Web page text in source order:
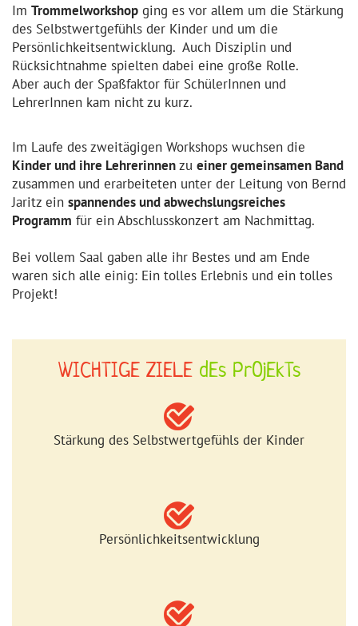
Im Trommelworkshop ging es vor allem um die Stärkung
des Selbstwertgefühls der Kinder und um die
Persönlichkeitsentwicklung. Auch Disziplin und
Rücksichtnahme spielten dabei eine große Rolle.
Aber auch der Spaßfaktor für SchülerInnen und
LehrerInnen kam nicht zu kurz.
Im Laufe des zweitägigen Workshops wuchsen die
Kinder und ihre Lehrerinnenzu einer gemeinsamen Band
zusammen und erarbeiteten unter der Leitung von Bernd
Jaritz ein spannendes und abwechslungsreiches
Programm für ein Abschlusskonzert am Nachmittag.
Bei vollem Saal gaben alle ihr Bestes und am Ende
waren sich alle einig: Ein tolles Erlebnis und ein tolles
Projekt!
WICHTIGE ZIELE dEs PrOjEkTs
Stärkung des Selbstwertgefühls der Kinder
Persönlichkeitsentwicklung